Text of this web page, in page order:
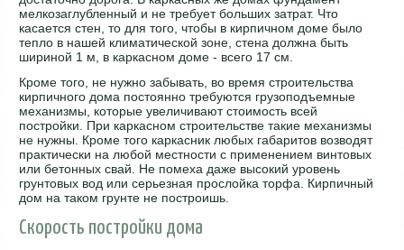
мелкозаглубленный и не требует больших затрат. Что
касается стен, то для того, чтобы в кирпичном доме было
тепло в нашей климатической зоне, стена должна быть
шириной 1 м, в каркасном доме - всего 17 см.
Кроме того, не нужно забывать, во время строительства
кирпичного дома постоянно требуются грузоподъемные
механизмы, которые увеличивают стоимость всей
постройки. При каркасном строительстве такие механизмы
не нужны. Кроме того каркасник любых габаритов возводят
практически на любой местности с применением винтовых
или бетонных свай. Не помеха даже высокий уровень
грунтовых вод или серьезная прослойка торфа. Кирпичный
дом на таком грунте не построишь.
Скорость постройки дома